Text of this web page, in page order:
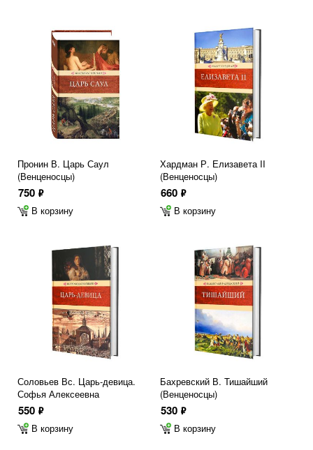
Пронин В. Царь Саул
(Венценосцы)
750 ф
В корзину
Хардман Р. Елизавета II
(Венценосцы)
660 ф
В корзину
Соловьев Вс. Царь-девица.
Софья Алексеевна
550 ф
В корзину
Бахревский В. Тишайший
(Венценосцы)
530 ф
В корзину